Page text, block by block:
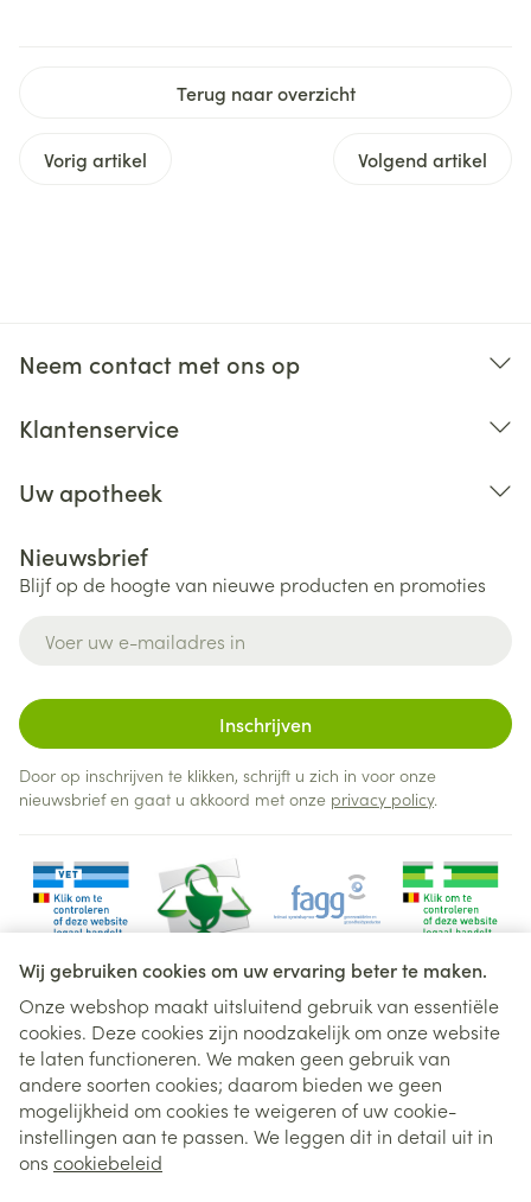
Wij gebruiken cookies om uw ervaring beter te maken.
Onze webshop maakt uitsluitend gebruik van essentiële
cookies. Deze cookies zijn noodzakelijk om onze website
te laten functioneren. We maken geen gebruik van
andere soorten cookies; daarom bieden we geen
mogelijkheid om cookies te weigeren of uw cookie-
instellingen aan te passen. We leggen dit in detail uit in
ons cookiebeleid
Terug naar overzicht
Vorig artikel Volgend artikel
Neem contact met ons op
Klantenservice
Uw apotheek
Nieuwsbrief
Blijf op de hoogte van nieuwe producten en promoties
Inschrijven
Door op inschrijven te klikken, schrijft u zich in voor onze
nieuwsbrief en gaat u akkoord met onze privacy policy.
Juridische links